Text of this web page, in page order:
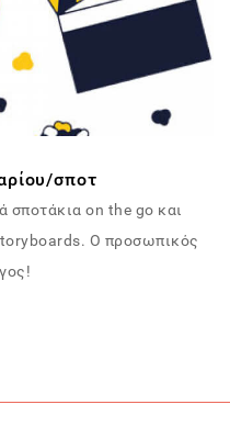
σποτ
σποτάκια on the go και
Ο προσωπικός